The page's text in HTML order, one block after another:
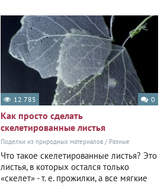
12 785 0
Как просто сделать
скелетированные листья
Поделки из природных материалов/ Разные
Что такое скелетированные листья? Это
листья, в которых остался только
«скелет» - т. е. прожилки, а все мягкие